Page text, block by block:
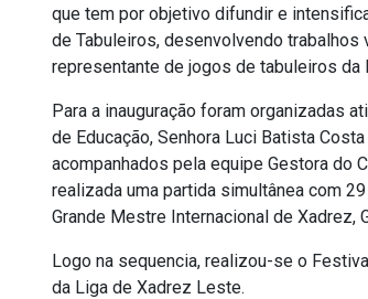
que tem por objetivo difundir e
de Tabuleiros, desenvolvendo
representante de jogos de tabuleiros da
Para a inauguração foram organizadas
de Educação, Senhora Luci Batista
acompanhados pela equipe Gestora do
realizada uma partida simultânea com
Grande Mestre Internacional de Xadrez,
Logo na sequencia, realizou-se o
da Liga de Xadrez Leste.